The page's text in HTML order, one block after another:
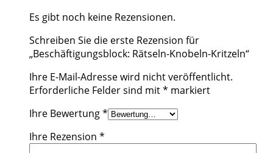
Es gibt noch keine Rezensionen.
Schreiben Sie die erste Rezension für
„Beschäftigungsblock: Rätseln-Knobeln-Kritzeln“
Ihre E-Mail-Adresse wird nicht veröffentlicht.
Erforderliche Felder sind mit* markiert
Ihre Bewertung*
Ihre Rezension *